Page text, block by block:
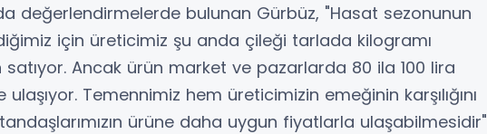
değerlendirmelerde bulunan Gürbüz, "Hasat sezonunun
için üreticimiz şu anda çileği tarlada kilogramı
satıyor. Ancak ürün market ve pazarlarda 80 ila 100 lira
Temennimiz hem üreticimizin emeğinin karşılığını
ürüne daha uygun fiyatlarla ulaşabilmesidir"